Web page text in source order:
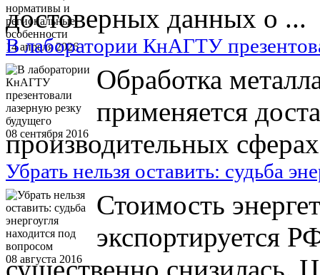
14 апреля 2026
достоверных данных о ...
В лаборатории КнАГТУ
08 сентября 2016
Обработка
применяется
производительных
Убрать нельзя оставить: судьба
08 августа 2016
Стоимость
экспортируется
существенно снизилась.